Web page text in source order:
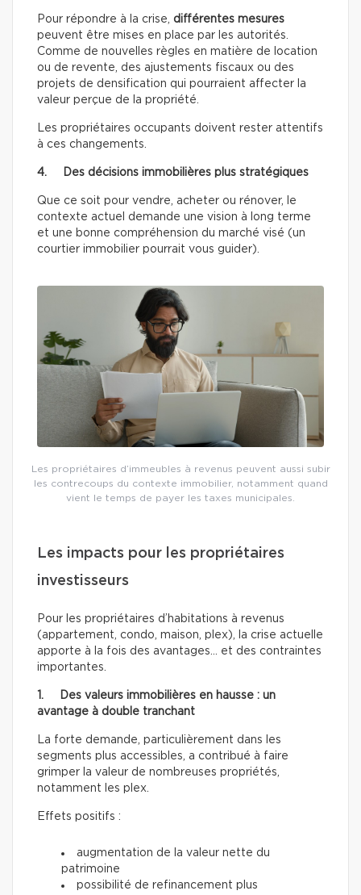
Pour répondre à la crise, différentes mesures
peuvent être mises en place par les autorités.
Comme de nouvelles règles en matière de location
ou de revente, des ajustements fiscaux ou des
projets de densification qui pourraient affecter la
valeur perçue de la propriété.
Les propriétaires occupants doivent rester attentifs
à ces changements.
4. Des décisions immobilières plus stratégiques
Que ce soit pour vendre, acheter ou rénover, le
contexte actuel demande une vision à long terme
et une bonne compréhension du marché visé (un
courtier immobilier pourrait vous guider).
Les propriétaires d’immeubles à revenus peuvent aussi subir
les contrecoups du contexte immobilier, notamment quand
vient le temps de payer les taxes municipales.
Les impacts pour les propriétaires
investisseurs
Pour les propriétaires d’habitations à revenus
(appartement, condo, maison, plex), la crise actuelle
apporte à la fois des avantages… et des contraintes
importantes.
1. Des valeurs immobilières en hausse : un
avantage à double tranchant
La forte demande, particulièrement dans les
segments plus accessibles, a contribué à faire
grimper la valeur de nombreuses propriétés,
notamment les plex.
Effets positifs :
augmentation de la valeur nette du
patrimoine
possibilité de refinancement plus